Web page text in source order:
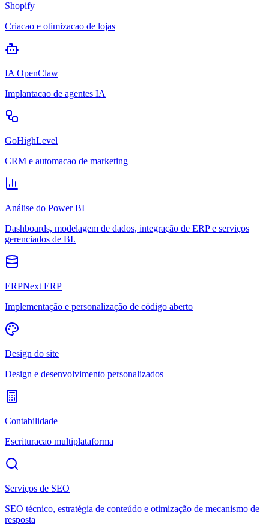
Shopify
Criacao e otimizacao de lojas
IA OpenClaw
Implantacao de agentes IA
GoHighLevel
CRM e automacao de marketing
Análise do Power BI
Dashboards, modelagem de dados, integração de ERP e serviços
gerenciados de BI.
ERPNext ERP
Implementação e personalização de código aberto
Design do site
Design e desenvolvimento personalizados
Contabilidade
Escrituracao multiplataforma
Serviços de SEO
SEO técnico, estratégia de conteúdo e otimização de mecanismo de
resposta